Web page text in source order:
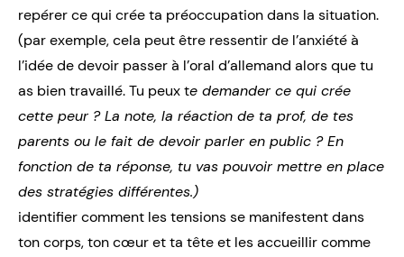
repérer ce qui crée ta préoccupation dans la situation.
(par exemple, cela peut être ressentir de l’anxiété à
l’idée de devoir passer à l’oral d’allemand alors que tu
as bien travaillé. Tu peux te demander ce qui crée
cette peur ? La note, la réaction de ta prof, de tes
parents ou le fait de devoir parler en public ? En
fonction de ta réponse, tu vas pouvoir mettre en place
des stratégies différentes.)
identifier comment les tensions se manifestent dans
ton corps, ton cœur et ta tête et les accueillir comme